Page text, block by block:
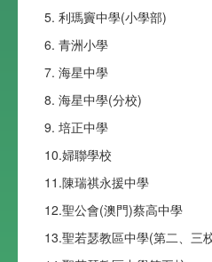
5. 利瑪竇中學(小學部)
6. 青洲小學
7. 海星中學
8. 海星中學(分校)
9. 培正中學
10.婦聯學校
11.陳瑞祺永援中學
12.聖公會(澳門)蔡高中學
13.聖若瑟教區中學(第二、三